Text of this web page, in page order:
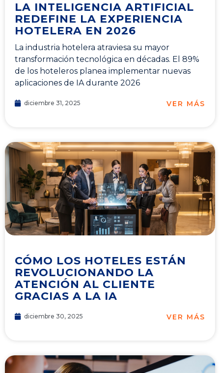
LA INTELIGENCIA ARTIFICIAL
REDEFINE LA EXPERIENCIA
HOTELERA EN 2026
La industria hotelera atraviesa su mayor
transformación tecnológica en décadas. El 89%
de los hoteleros planea implementar nuevas
aplicaciones de IA durante 2026
diciembre 31, 2025 VER MÁS
CÓMO LOS HOTELES ESTÁN
REVOLUCIONANDO LA
ATENCIÓN AL CLIENTE
GRACIAS A LA IA
diciembre 30, 2025 VER MÁS